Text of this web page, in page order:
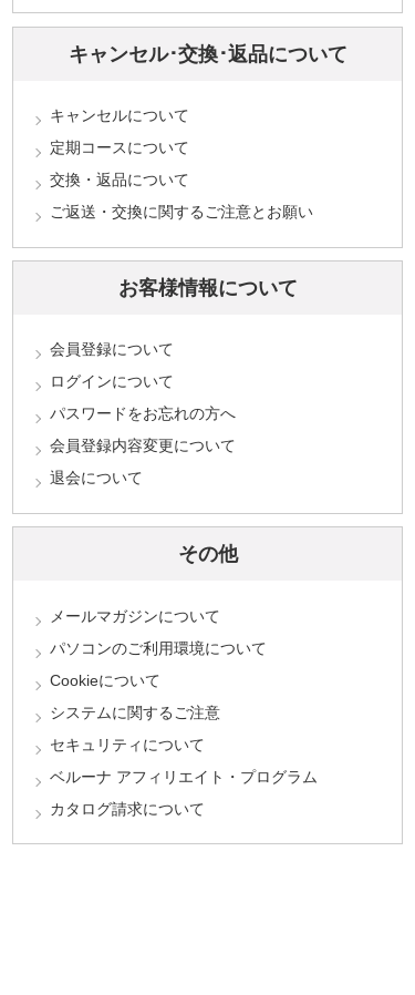
キャンセル･交換･返品について
キャンセルについて
定期コースについて
交換・返品について
ご返送・交換に関するご注意とお願い
お客様情報について
会員登録について
ログインについて
パスワードをお忘れの方へ
会員登録内容変更について
退会について
その他
メールマガジンについて
パソコンのご利用環境について
Cookieについて
システムに関するご注意
セキュリティについて
ベルーナ アフィリエイト・プログラム
カタログ請求について